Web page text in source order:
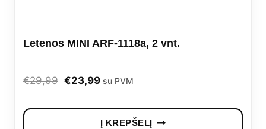
Letenos MINI ARF-1118a, 2 vnt.
€29,99 Original
€23,99Current
is:
su PVM
Į KREPŠELĮ